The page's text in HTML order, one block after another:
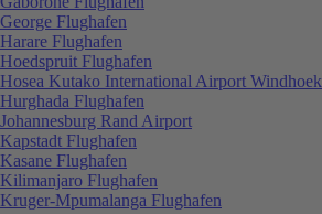
George Flughafen
Harare Flughafen
Hoedspruit Flughafen
Hosea Kutako International Airport Windhoek
Hurghada Flughafen
Johannesburg Rand Airport
Kapstadt Flughafen
Kasane Flughafen
Kilimanjaro Flughafen
Kruger-Mpumalanga Flughafen